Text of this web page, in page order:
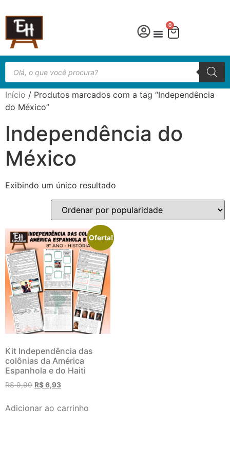
0
Início / Produtos marcados com a tag “Independência
do México”
Independência do
México
Exibindo um único resultado
Oferta!
Kit Independência das
colônias da América
Espanhola e do Haiti
R$9,90 R$6,93
Adicionar ao carrinho